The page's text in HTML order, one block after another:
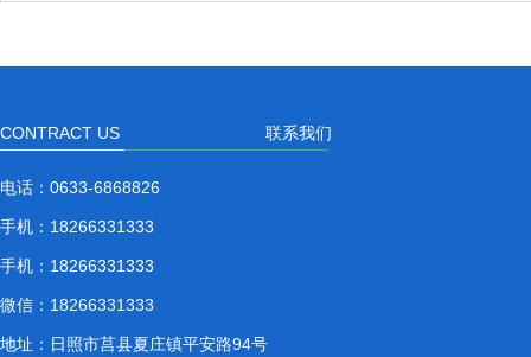
联系我们
CONTRACT US
电话： 0633-6868826
手机： 18266331333
手机： 18266331333
微信： 18266331333
地址： 日照市莒县夏庄镇平安路94号